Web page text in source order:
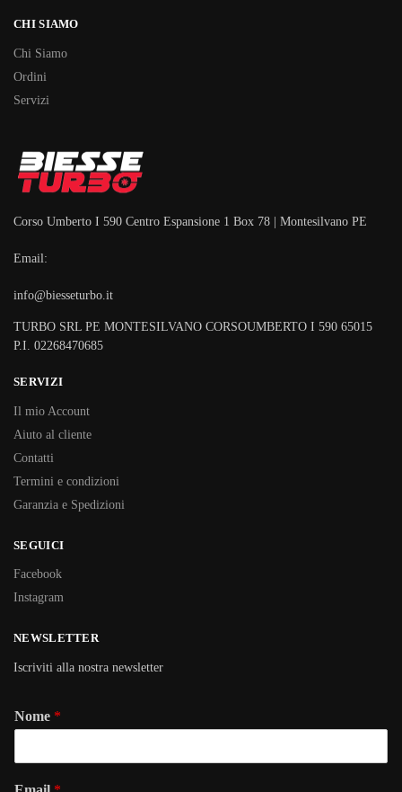
CHI SIAMO
Chi Siamo
Ordini
Servizi
Corso Umberto I 590 Centro Espansione 1 Box 78 | Montesilvano PE
Email:
info@biesseturbo.it
TURBO SRL PE MONTESILVANO CORSOUMBERTO I 590 65015
P.I. 02268470685
SERVIZI
Il mio Account
Aiuto al cliente
Contatti
Termini e condizioni
Garanzia e Spedizioni
SEGUICI
Facebook
Instagram
NEWSLETTER
Iscriviti alla nostra newsletter
Nome *